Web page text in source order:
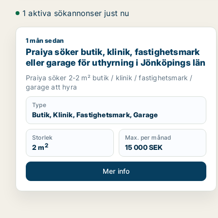
1 aktiva sökannonser just nu
Praiya söker butik, klinik, fastighetsmark eller
1 mån sedan
Praiya söker butik, klinik, fastighetsmark
eller garage för uthyrning i Jönköpings län
Praiya söker 2-2 m² butik / klinik / fastighetsmark /
garage att hyra
Type
Butik, Klinik, Fastighetsmark, Garage
Storlek
2 m2
Max. per månad
15 000 SEK
Mer info